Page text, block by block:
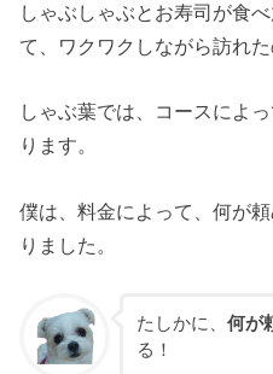
しゃぶしゃぶとお寿司が食
て、ワクワクしながら訪れた
しゃぶ葉では、コースによ
ります。
僕は、料金によって、何が
りました。
たしかに、 何が
る！